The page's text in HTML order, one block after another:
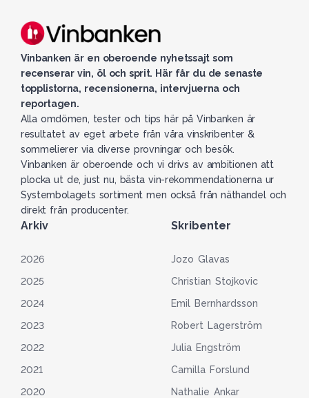
Vinbanken är en oberoende nyhetssajt som
recenserar vin, öl och sprit. Här får du de senaste
topplistorna, recensionerna, intervjuerna och
reportagen.
Alla omdömen, tester och tips här på Vinbanken är
resultatet av eget arbete från våra vinskribenter &
sommelierer via diverse provningar och besök.
Vinbanken är oberoende och vi drivs av ambitionen att
plocka ut de, just nu, bästa vin-rekommendationerna ur
Systembolagets sortiment men också från näthandel och
direkt från producenter.
Arkiv
2026
2025
2024
2023
2022
2021
2020
Skribenter
Jozo Glavas
Christian Stojkovic
Emil Bernhardsson
Robert Lagerström
Julia Engström
Camilla Forslund
Nathalie Ankar